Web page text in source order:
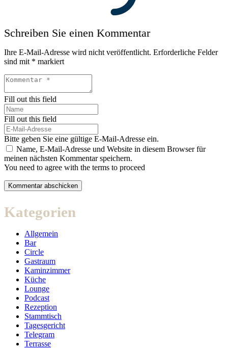
Schreiben Sie einen Kommentar
Ihre E-Mail-Adresse wird nicht veröffentlicht. Erforderliche Felder
sind mit * markiert
Fill out this field
Fill out this field
Bitte geben Sie eine gültige E-Mail-Adresse ein.
Name, E-Mail-Adresse und Website in diesem Browser für
meinen nächsten Kommentar speichern.
You need to agree with the terms to proceed
Kommentar abschicken
Kategorien
Allgemein
Bar
Circle
Gastraum
Kaminzimmer
Küche
Lounge
Podcast
Rezeption
Stammtisch
Tagesgericht
Telegram
Terrasse